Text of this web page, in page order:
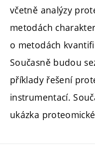
včetně analýzy
metodách
o metodách
Současně budou
příklady řešení
instrumentací.
ukázka